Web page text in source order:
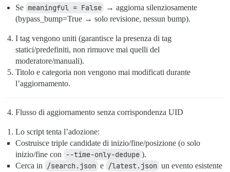
Se meaningful = False
→ aggiorna silenziosamente
(bypass_bump=True → solo revisione, nessun bump).
I tag vengono uniti (garantisce la presenza di tag
statici/predefiniti, non rimuove mai quelli del
moderatore/manuali).
Titolo e categoria non vengono mai modificati durante
l’aggiornamento.
Flusso di aggiornamento senza corrispondenza UID
Lo script tenta l’adozione:
Costruisce triple candidate di inizio/fine/posizione (o solo
inizio/fine con
--time-only-dedupe ).
Cerca in
/search.json e /latest.json un evento esistente